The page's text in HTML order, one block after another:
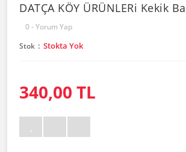
DATÇA KÖY ÜRÜNLERi Kekik
0 - Yorum Yap
Stok
Stokta Yok
340,00 TL